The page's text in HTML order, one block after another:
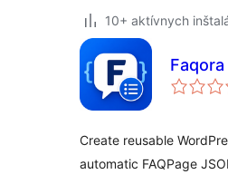
10+ aktívnych
Create reusable
automatic FAQPage